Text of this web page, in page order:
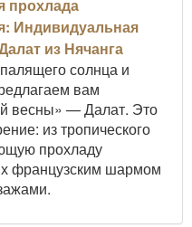
Индивидуальная
из Нячанга
солнца и
вам
весны» — Далат. Это
из тропического
прохладу
французским шармом